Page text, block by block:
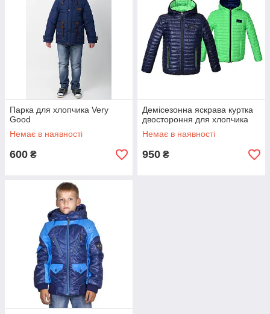
Парка для хлопчика Very
Good
Немає в наявності
600 ₴
Демісезонна яскрава куртка
двостороння для хлопчика
Немає в наявності
950 ₴